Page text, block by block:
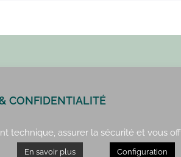
CONFIDENTIALITÉ
technique, assurer la sécurité et vous
En savoir plus Configuration